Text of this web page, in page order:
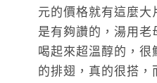
元的價格就有這麼大
是有夠讚的，湯用老
喝起來超溫醇的，很
的排翅，真的很搭，